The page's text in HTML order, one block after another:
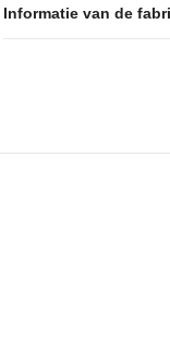
Informatie van de